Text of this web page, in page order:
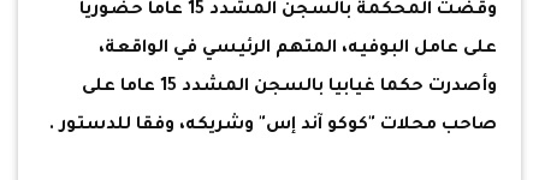
وقضت المحكمة بالسجن المشدد 15 عاما حضوريا
على عامل البوفيه، المتهم الرئيسي في الواقعة،
وأصدرت حكما غيابيا بالسجن المشدد 15 عاما على
صاحب محلات "كوكو آند إس" وشريكه، وفقا للدستور .